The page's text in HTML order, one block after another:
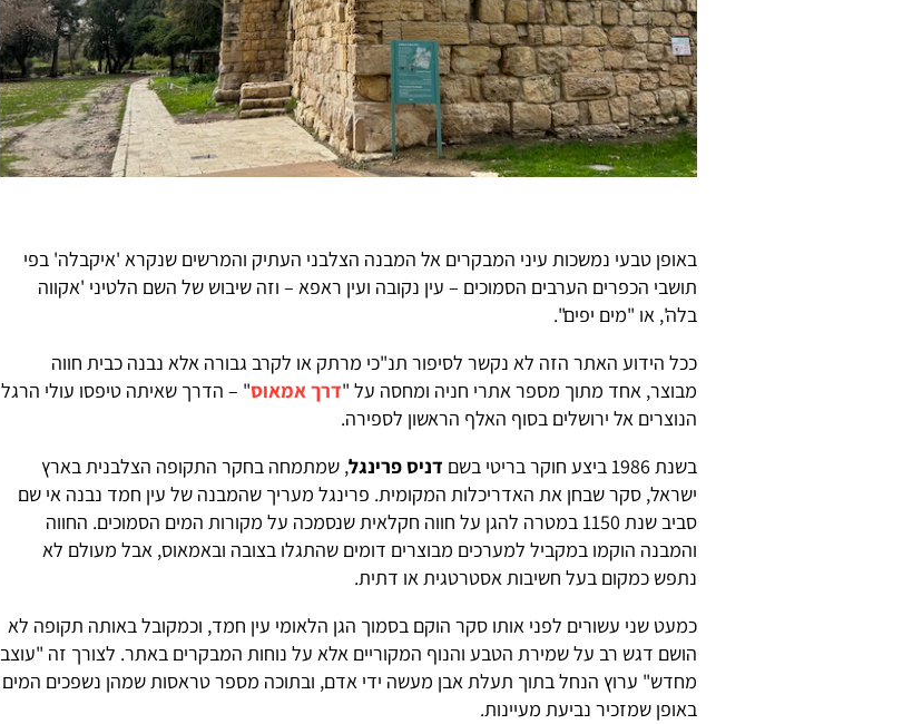
באופן טבעי נמשכות עיני המבקרים אל המבנה הצלבני העתיק והמרשים שנקרא 'איקבלה' בפי
תושבי הכפרים הערבים הסמוכים – עין נקובה ועין ראפא – וזה שיבוש של השם הלטיני 'אקווה
בלה', או "מים יפים".
ככל הידוע האתר הזה לא נקשר לסיפור תנ"כי מרתק או לקרב גבורה אלא נבנה כבית חווה
מבוצר, אחד מתוך מספר אתרי חניה ומחסה על "דרך אמאוס" – הדרך שאיתה טיפסו עולי הרגל
הנוצרים אל ירושלים בסוף האלף הראשון לספירה.
בשנת 1986 ביצע חוקר בריטי בשם
דניס פרינגל, שמתמחה בחקר התקופה הצלבנית בארץ
ישראל, סקר שבחן את האדריכלות המקומית. פרינגל מעריך שהמבנה של עין חמד נבנה אי שם
סביב שנת 1150 במטרה להגן על חווה חקלאית שנסמכה על מקורות המים הסמוכים. החווה
והמבנה הוקמו במקביל למערכים מבוצרים דומים שהתגלו בצובה ובאמאוס, אבל מעולם לא
נתפש כמקום בעל חשיבות אסטרטגית או דתית.
כמעט שני עשורים לפני אותו סקר הוקם בסמוך הגן הלאומי עין חמד, וכמקובל באותה תקופה לא
הושם דגש רב על שמירת הטבע והנוף המקוריים אלא על נוחות המבקרים באתר. לצורך זה "עוצב
מחדש" ערוץ הנחל בתוך תעלת אבן מעשה ידי אדם, ובתוכה מספר טראסות שמהן נשפכים המים
באופן שמזכיר נביעת מעיינות.